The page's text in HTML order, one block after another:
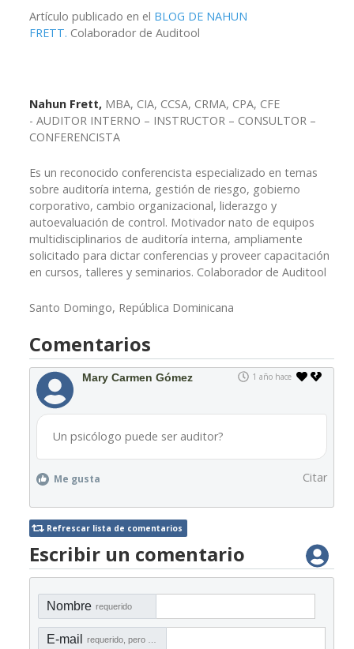
Artículo publicado en el BLOG DE NAHUN
FRETT. Colaborador de Auditool
Nahun Frett, MBA, CIA, CCSA, CRMA, CPA, CFE
- AUDITOR INTERNO – INSTRUCTOR – CONSULTOR –
CONFERENCISTA
Es un reconocido conferencista especializado en temas
sobre auditoría interna, gestión de riesgo, gobierno
corporativo, cambio organizacional, liderazgo y
autoevaluación de control. Motivador nato de equipos
multidisciplinarios de auditoría interna, ampliamente
solicitado para dictar conferencias y proveer capacitación
en cursos, talleres y seminarios. Colaborador de Auditool
Santo Domingo, República Dominicana
Comentarios
Mary Carmen Gómez 1 año hace
Un psicólogo puede ser auditor?
Me gusta Citar
Refrescar lista de comentarios
Escribir un comentario
Nombre requerido
E-mail